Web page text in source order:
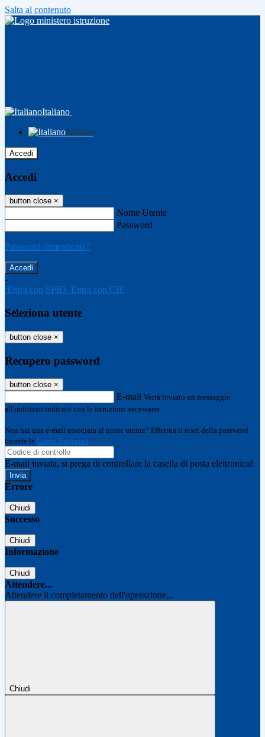
Salta al contenuto
Italiano
Italiano
Accedi
Accedi
button close ×
Nome Utente
Password
Password dimenticata?
-
Entra con SPID Entra con CIE
Seleziona utente
button close ×
Recupero password
button close ×
E-mail Verrà inviato un messaggio
all'indirizzo indicato con le istruzioni necessarie.
Non hai una e-mail associata al nome utente? Effettua il reset della password
tramite la Login Spaggiari
E-mail inviata, si prega di controllare la casella di posta elettronica!
Errore
Chiudi
Successo
Chiudi
Informazione
Chiudi
Attendere...
Attendere il completamento dell'operazione...
Chiudi